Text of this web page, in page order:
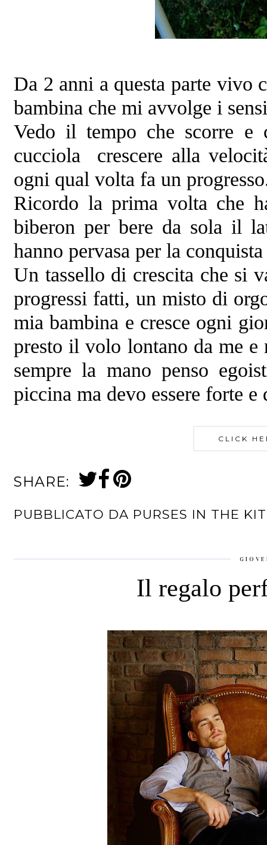
Da 2 anni a questa parte
bambina che mi avvolge i
Vedo il tempo che scorre e
cucciola crescere alla
ogni qual volta fa un
Ricordo la prima volta che
biberon per bere da sola il
hanno pervasa per la
Un tassello di crescita che si
progressi fatti, un misto di
mia bambina e cresce ogni
presto il volo lontano da me
sempre la mano penso
piccina ma devo essere forte
CLICK
SHARE:
PUBBLICATO DA PURSES IN THE
Il regalo